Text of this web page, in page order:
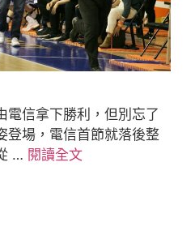
電信拿下勝利，但別忘了
登場，電信首節就落後整
… 閱讀全文